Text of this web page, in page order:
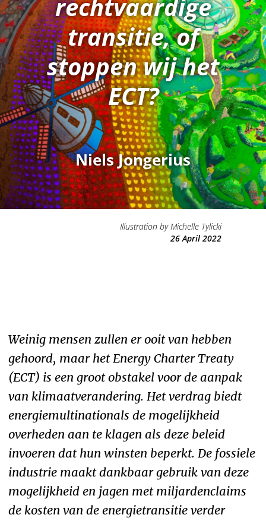
rechtvaardige
transitie, of
stoppen wij het
ECT?
Niels Jongerius
Illustration by Michelle Tylicki
26 April 2022
Weinig mensen zullen er ooit van hebben
gehoord, maar het Energy Charter Treaty
(ECT) is een groot obstakel voor de aanpak
van klimaatverandering. Het verdrag biedt
energiemultinationals de mogelijkheid
overheden aan te klagen als deze beleid
invoeren dat hun winsten beperkt. De fossiele
industrie maakt dankbaar gebruik van deze
mogelijkheid en jagen met miljardenclaims
de kosten van de energietransitie verder